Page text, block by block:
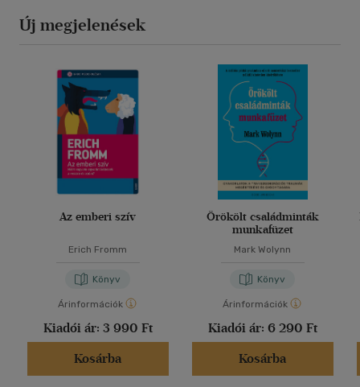
Új megjelenések
Az emberi szív
Erich Fromm
Könyv
Árinformációk
Kiadói ár: 3 990 Ft
Kosárba
Örökölt családminták
munkafüzet
Mark Wolynn
Könyv
Árinformációk
Kiadói ár: 6 290 Ft
Kosárba